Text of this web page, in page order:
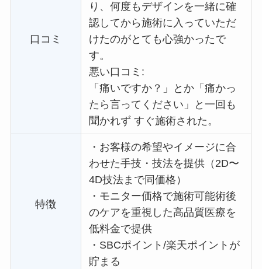
口コミ
り、何度もデザインを一緒に確
認してから施術に入っていただ
けたのがとても心強かったで
す。
悪い口コミ:
「痛いですか？」とか「痛かっ
たら言ってください」と一回も
聞かれず すぐ施術された。
特徴
・ お客様の希望やイメージに合
わせた手技・技法を提供（2D〜
4D技法まで同価格）
・ モニター価格で施術可能術後
のケアを重視した高品質医療を
低料金で提供
・ SBCポイント/楽天ポイントが
貯まる